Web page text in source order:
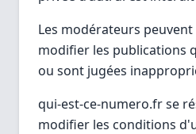
Les modérateurs
modifier les publications
ou sont jugées
qui-est-ce-numero.fr se
modifier les conditions